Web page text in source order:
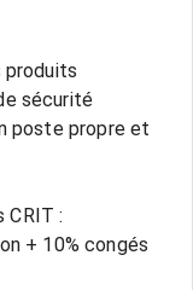
sécurité
poste propre et
CRIT :
+ 10% congés